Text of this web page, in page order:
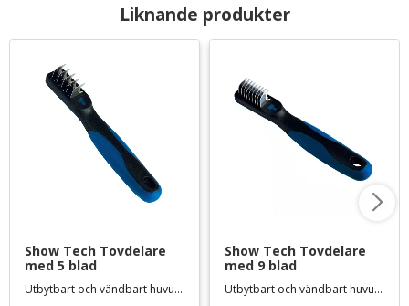
Liknande produkter
Show Tech Tovdelare
med 5 blad
Utbytbart och vändbart huvud - fungerar både för höger- och vänsterhänta
Show Tech Tovdelare
med 9 blad
Utbytbart och vändbart huvud - fungerar både för höger- och vänsterhänta